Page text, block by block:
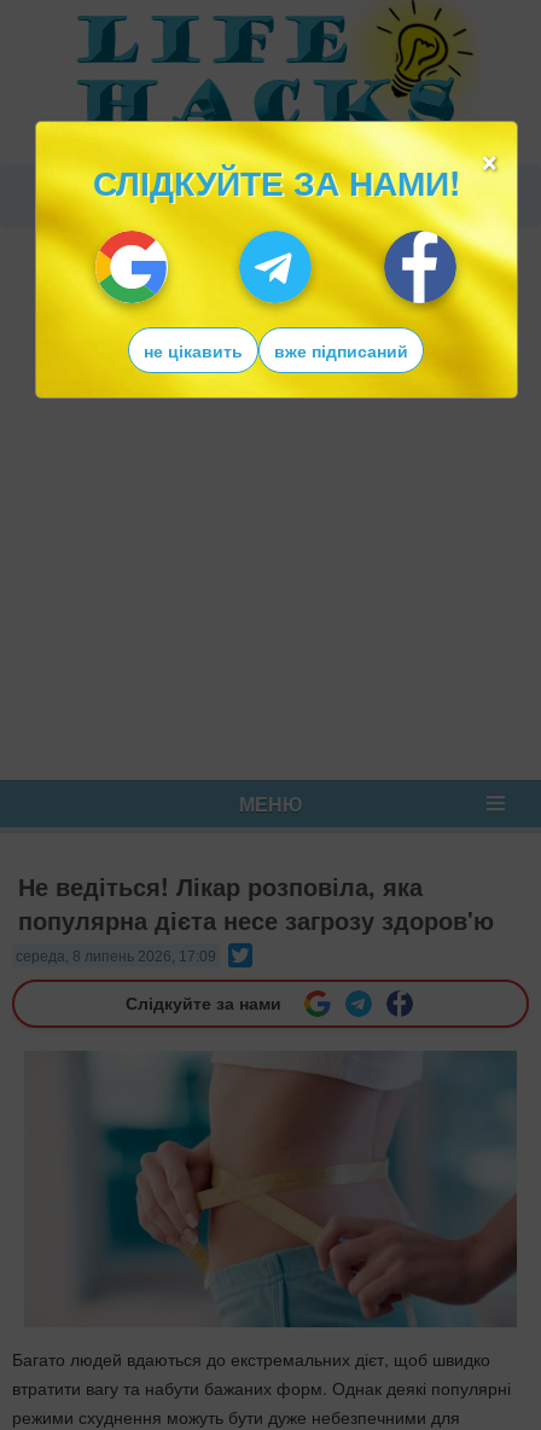
МЕНЮ
Не ведіться! Лікар розповіла, яка
популярна дієта несе загрозу здоров'ю
середа, 8 липень 2026, 17:09
Слідкуйте за нами
Багато людей вдаються до екстремальних дієт, щоб швидко
втратити вагу та набути бажаних форм. Однак деякі популярні
режими схуднення можуть бути дуже небезпечними для
×
СЛІДКУЙТЕ ЗА НАМИ!
не цікавить вже підписаний